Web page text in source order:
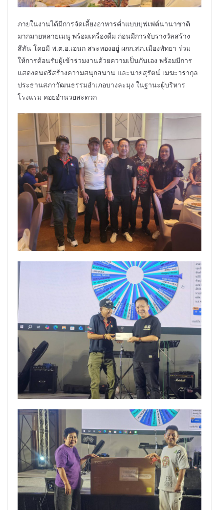
ภายในงานได้มีการจัดเลี้ยงอาหารค่ำแบบบุฟเฟต์นานาชาติ
มากมายหลายเมนู พร้อมเครื่องดื่ม ก่อนมีการจับรางวัลสร้าง
สีสัน โดยมี พ.ต.อ.เอนก สระทองอยู่ ผกก.สภ.เมืองพัทยา ร่วม
ให้การต้อนรับผู้เข้าร่วมงานด้วยความเป็นกันเอง พร้อมมีการ
แสดงดนตรีสร้างความสนุกสนาน และนายสุรัตน์ เมฆะวรากุล
ประธานสภาวัฒนธรรมอำเภอบางละมุง ในฐานะผู้บริหาร
โรงแรม คอยอำนวยสะดวก